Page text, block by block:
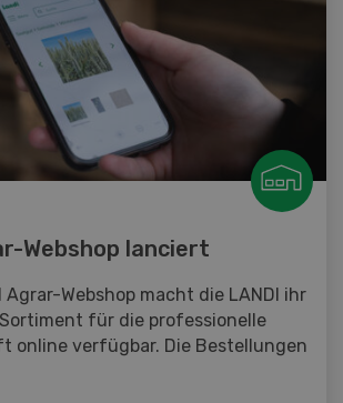
Webshop lanciert
Agrar-Webshop macht die LANDI ihr
für die professionelle
online verfügbar. Die Bestellungen